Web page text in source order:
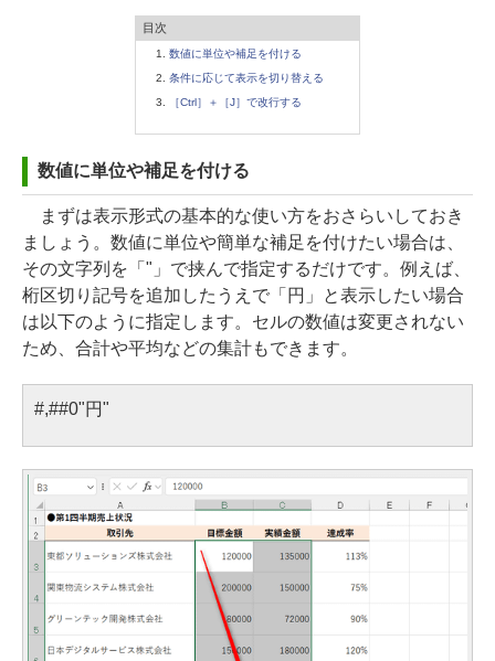
目次
数値に単位や補足を付ける
条件に応じて表示を切り替える
［Ctrl］＋［J］で改行する
数値に単位や補足を付ける
まずは表示形式の基本的な使い方をおさらいしておき
ましょう。数値に単位や簡単な補足を付けたい場合は、
その文字列を「"」で挟んで指定するだけです。例えば、
桁区切り記号を追加したうえで「円」と表示したい場合
は以下のように指定します。セルの数値は変更されない
ため、合計や平均などの集計もできます。
#,##0"円"